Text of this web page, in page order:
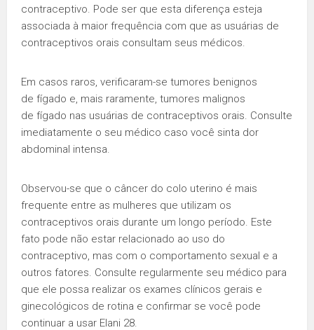
contraceptivo. Pode ser que esta diferença esteja
associada à maior frequência com que as usuárias de
contraceptivos orais consultam seus médicos.
Em casos raros, verificaram-se tumores benignos
de fígado e, mais raramente, tumores malignos
de fígado nas usuárias de contraceptivos orais. Consulte
imediatamente o seu médico caso você sinta dor
abdominal intensa.
Observou-se que o câncer do colo uterino é mais
frequente entre as mulheres que utilizam os
contraceptivos orais durante um longo período. Este
fato pode não estar relacionado ao uso do
contraceptivo, mas com o comportamento sexual e a
outros fatores. Consulte regularmente seu médico para
que ele possa realizar os exames clínicos gerais e
ginecológicos de rotina e confirmar se você pode
continuar a usar Elani 28.